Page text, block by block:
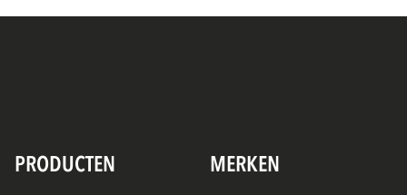
PRODUCTEN MERKEN